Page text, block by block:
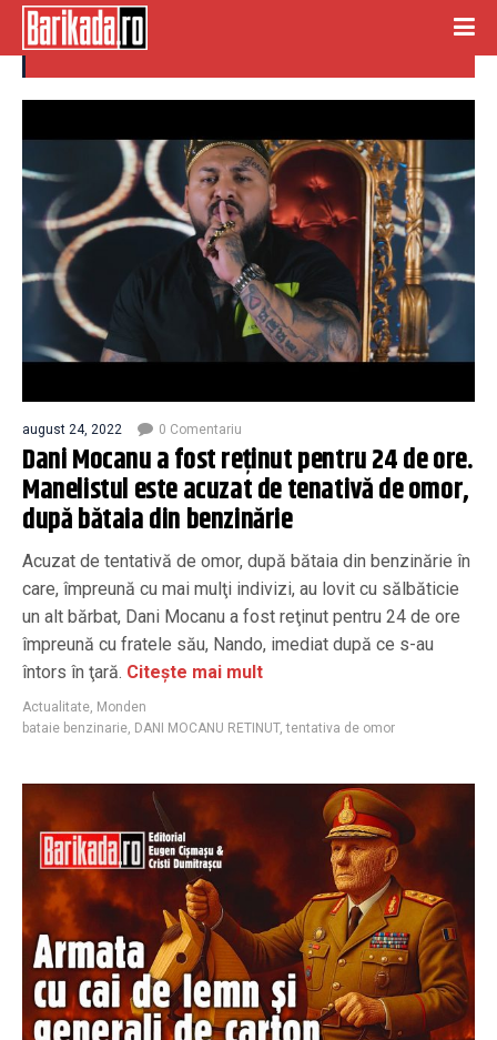
DANI MOCANU RETINUT
august 24, 2022 0 Comentariu
Dani Mocanu a fost reţinut pentru 24 de ore.
Manelistul este acuzat de tenativă de omor,
după bătaia din benzinărie
Acuzat de tentativă de omor, după bătaia din benzinărie în
care, împreună cu mai mulţi indivizi, au lovit cu sălbăticie
un alt bărbat, Dani Mocanu a fost reţinut pentru 24 de ore
împreună cu fratele său, Nando, imediat după ce s-au
întors în ţară. Citește mai mult
Actualitate, Monden
bataie benzinarie, DANI MOCANU RETINUT,tentativa de omor